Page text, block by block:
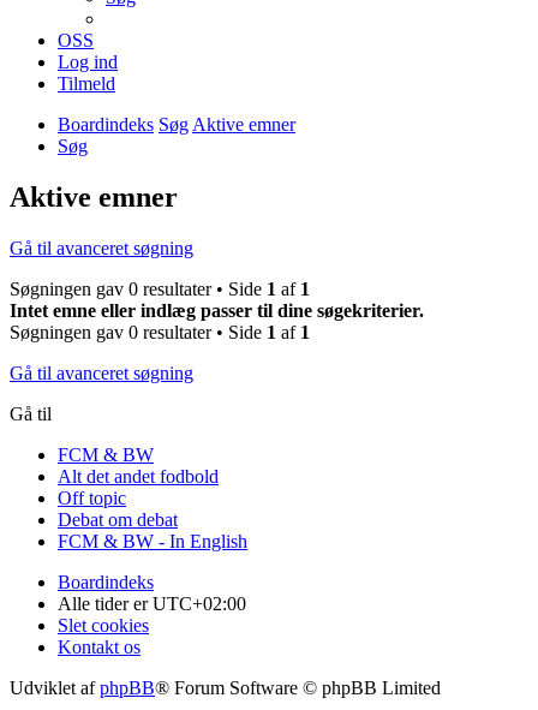
OSS
Log ind
Tilmeld
Boardindeks SøgAktive emner
Søg
Aktive emner
Gå til avanceret søgning
Søgningen gav 0 resultater • Side 1 af 1
Intet emne eller indlæg passer til dine søgekriterier.
Søgningen gav 0 resultater • Side 1 af 1
Gå til avanceret søgning
Gå til
FCM & BW
Alt det andet fodbold
Off topic
Debat om debat
FCM & BW - In English
Boardindeks
Alle tider erUTC+02:00
Slet cookies
Kontakt os
Udviklet afphpBB® Forum Software © phpBB Limited